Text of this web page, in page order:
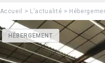
Accueil > L'actualité >
HÉBERGEMENT